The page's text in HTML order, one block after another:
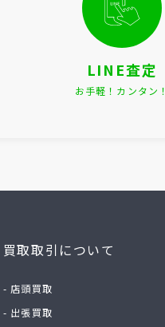
LINE査定
お手軽！カンタン！
買取取引について
- 店頭買取
- 出張買取